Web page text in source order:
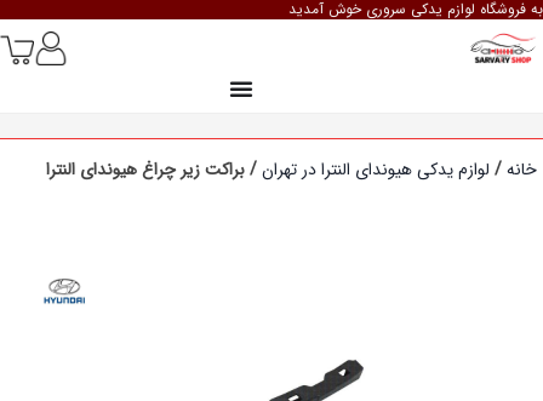
به فروشگاه لوازم یدکی سروری خوش آمدید
خانه/ لوازم یدکی هیوندای النترا در تهران/ براکت زیر چراغ هیوندای النترا